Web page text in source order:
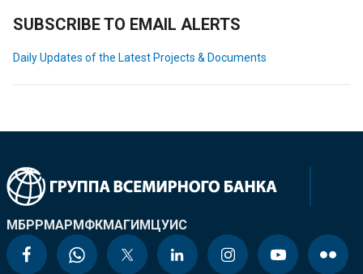
SUBSCRIBE TO EMAIL ALERTS
Daily Updates of the Latest Projects & Documents
МБРРМАРМФКМАГИМЦУИС